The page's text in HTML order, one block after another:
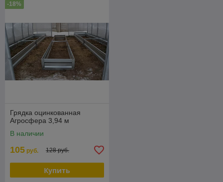
-18%
Грядка оцинкованная
Агросфера 3,94 м
В наличии
105 руб. 128 руб.
Купить